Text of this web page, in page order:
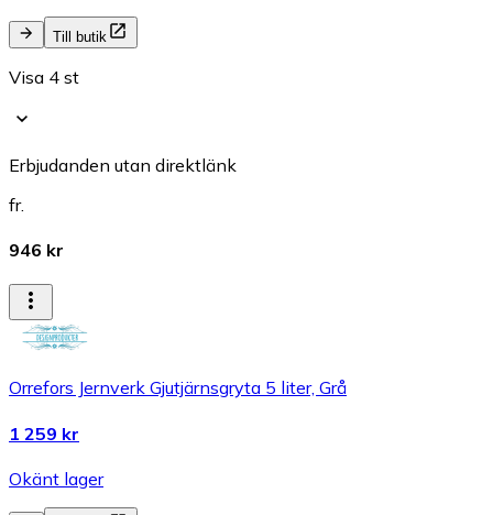
Till butik
Visa 4 st
Erbjudanden utan direktlänk
fr.
946 kr
Orrefors Jernverk Gjutjärnsgryta 5 liter, Grå
1 259 kr
Okänt lager